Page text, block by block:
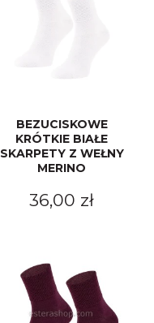
BEZUCISKOWE
KRÓTKIE BIAŁE
SKARPETY Z WEŁNY
MERINO
36,00 zł